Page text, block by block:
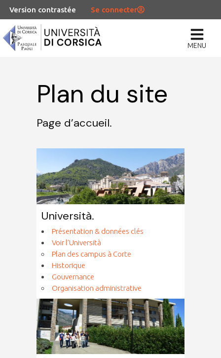
Version contrastée Se connecter
MENU
Plan du site
Page d’accueil.
Università.
Présentation & données clés
Voir l’Università
Plan des campus à Corte
Historique
Gouvernance
Organisation administrative